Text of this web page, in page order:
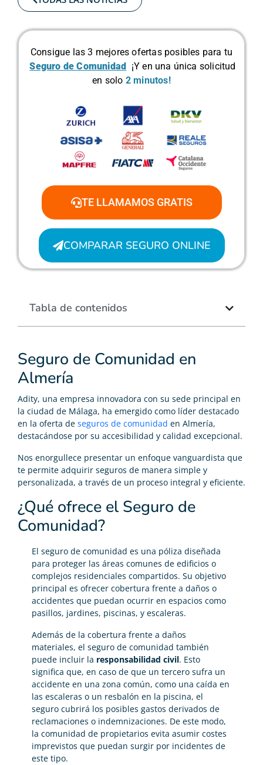
Seguro de Comunidad en
Almería
Adity, una empresa innovadora con su sede principal en
la ciudad de Málaga, ha emergido como líder destacado
en la oferta de seguros de comunidad en Almería,
destacándose por su accesibilidad y calidad excepcional.
Nos enorgullece presentar un enfoque vanguardista que
te permite adquirir seguros de manera simple y
personalizada, a través de un proceso integral y eficiente.
¿Qué ofrece el Seguro de
Comunidad?
El seguro de comunidad es una póliza diseñada
para proteger las áreas comunes de edificios o
complejos residenciales compartidos. Su objetivo
principal es ofrecer cobertura frente a daños o
accidentes que puedan ocurrir en espacios como
pasillos, jardines, piscinas, y escaleras.
Además de la cobertura frente a daños
materiales, el seguro de comunidad también
puede incluir la responsabilidad civil. Esto
significa que, en caso de que un tercero sufra un
accidente en una zona común, como una caída en
las escaleras o un resbalón en la piscina, el
seguro cubrirá los posibles gastos derivados de
reclamaciones o indemnizaciones. De este modo,
la comunidad de propietarios evita asumir costes
imprevistos que puedan surgir por incidentes de
este tipo.
Consigue las 3 mejores ofertas posibles para tu
Seguro de Comunidad ¡Y en una única solicitud
en solo 2 minutos!
TE LLAMAMOS GRATIS
COMPARAR SEGURO ONLINE
Tabla de contenidos